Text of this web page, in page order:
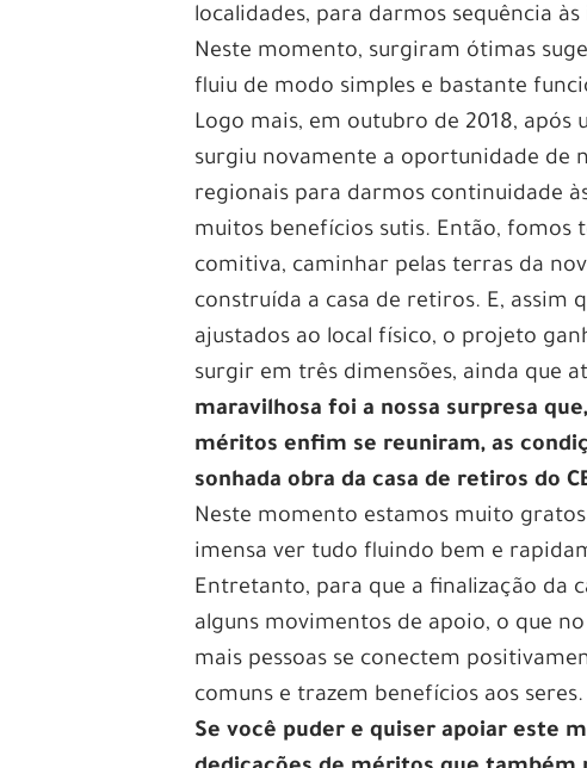
localidades, para darmos sequência
Neste momento, surgiram ótimas
fluiu de modo simples e bastante
Logo mais, em outubro de 2018, após
surgiu novamente a oportunidade de
regionais para darmos continuidade
muitos benefícios sutis. Então, fomos
comitiva, caminhar pelas terras da
construída a casa de retiros. E,
ajustados ao local físico, o projeto
surgir em três dimensões, ainda que
maravilhosa foi a nossa surpresa
méritos enfim se reuniram, as
sonhada obra da casa de retiros do
Neste momento estamos muito
imensa ver tudo fluindo bem e
Entretanto, para que a finalização da
alguns movimentos de apoio, o que
mais pessoas se conectem
comuns e trazem benefícios aos
Se você puder e quiser apoiar este